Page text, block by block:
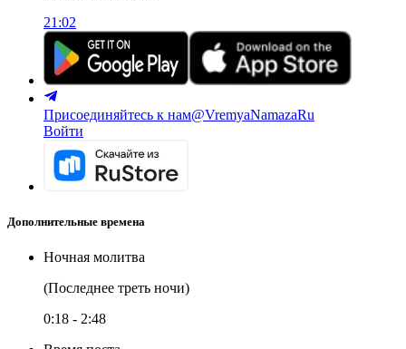
21:02
Присоединяйтесь к нам@VremyaNamazaRu
Войти
Дополнительные времена
Ночная молитва
(Последнее треть ночи)
0:18 - 2:48